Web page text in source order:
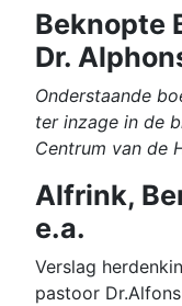
Beknopte
Dr.
Onderstaande
ter inzage in de
Centrum van de
Alfrink,
e.a.
Verslag
pastoor